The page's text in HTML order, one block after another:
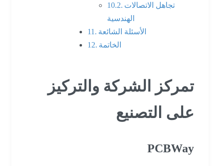
تجاهل الاتصالات
الهندسية
الأسئلة الشائعة
الخاتمة
تمركز الشركة والتركيز
على التصنيع
PCBWay